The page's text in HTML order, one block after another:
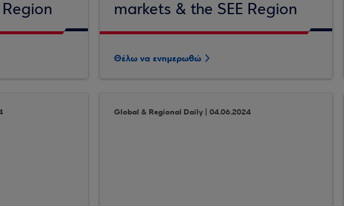
markets & the SEE Region
Θέλω να ενημερωθώ
Global & Regional Daily | 04.06.2024